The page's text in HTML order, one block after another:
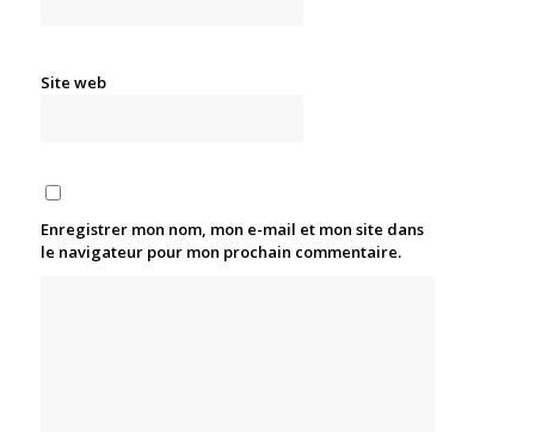
Site web
Enregistrer mon nom, mon e-mail et mon site dans
le navigateur pour mon prochain commentaire.